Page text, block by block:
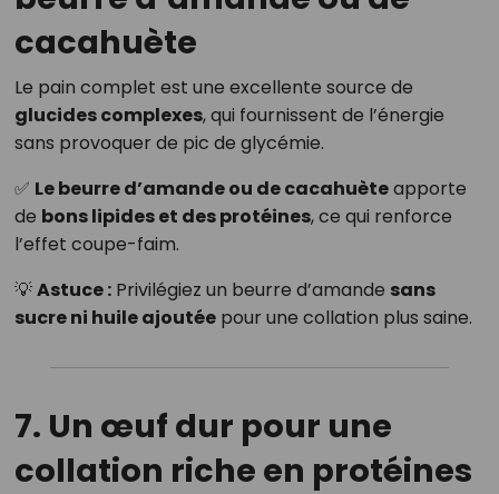
cacahuète
Le pain complet est une excellente source de
glucides complexes, qui fournissent de l’énergie
sans provoquer de pic de glycémie.
✅ Le beurre d’amande ou de cacahuèteapporte
de bons lipides et des protéines, ce qui renforce
l’effet coupe-faim.
💡Astuce :Privilégiez un beurre d’amande sans
sucre ni huile ajoutéepour une collation plus saine.
7. Un œuf dur pour une
collation riche en protéines